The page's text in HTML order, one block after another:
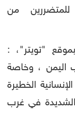
للمتضررين من
"تويتر"، :
اليمن ، وخاصة
الخطيرة
الشديدة في غرب